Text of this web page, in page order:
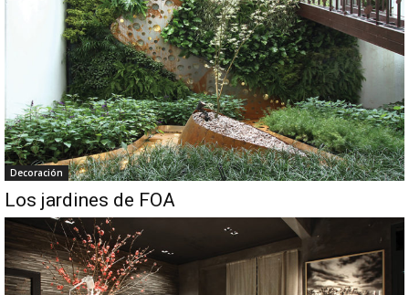
Decoración
Los jardines de FOA